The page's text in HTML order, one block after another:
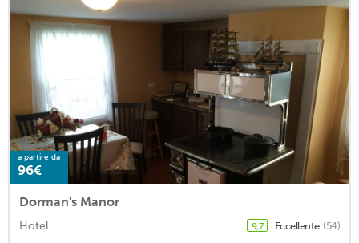
a partire da
96€
Dorman's Manor
Hotel 9,7 Eccellente (54)